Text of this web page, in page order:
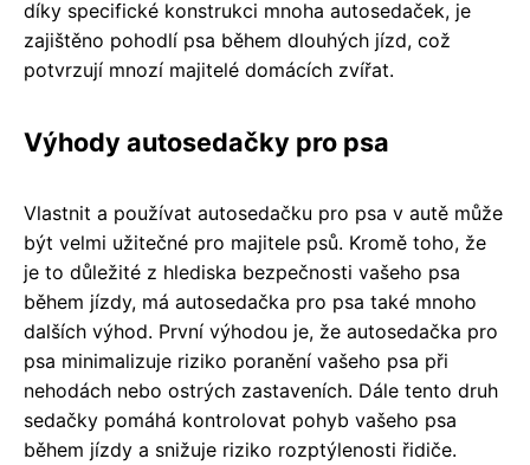
díky specifické konstrukci mnoha autosedaček, je
zajištěno pohodlí psa během dlouhých jízd, což
potvrzují mnozí majitelé domácích zvířat.
Výhody autosedačky pro psa
Vlastnit a používat autosedačku pro psa v autě může
být velmi užitečné pro majitele psů. Kromě toho, že
je to důležité z hlediska bezpečnosti vašeho psa
během jízdy, má autosedačka pro psa také mnoho
dalších výhod. První výhodou je, že autosedačka pro
psa minimalizuje riziko poranění vašeho psa při
nehodách nebo ostrých zastaveních. Dále tento druh
sedačky pomáhá kontrolovat pohyb vašeho psa
během jízdy a snižuje riziko rozptýlenosti řidiče.